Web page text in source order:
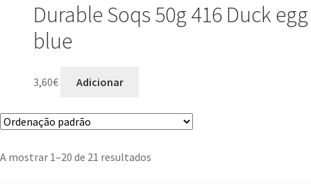
Durable Soqs 50g 416 Duck egg
blue
3,60€ Adicionar
A mostrar 1–20 de 21 resultados